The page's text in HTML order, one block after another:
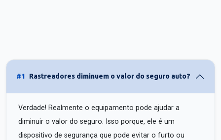
#1 Rastreadores diminuem o valor do seguro auto?
Verdade! Realmente o equipamento pode ajudar a
diminuir o valor do seguro. Isso porque, ele é um
dispositivo de segurança que pode evitar o furto ou